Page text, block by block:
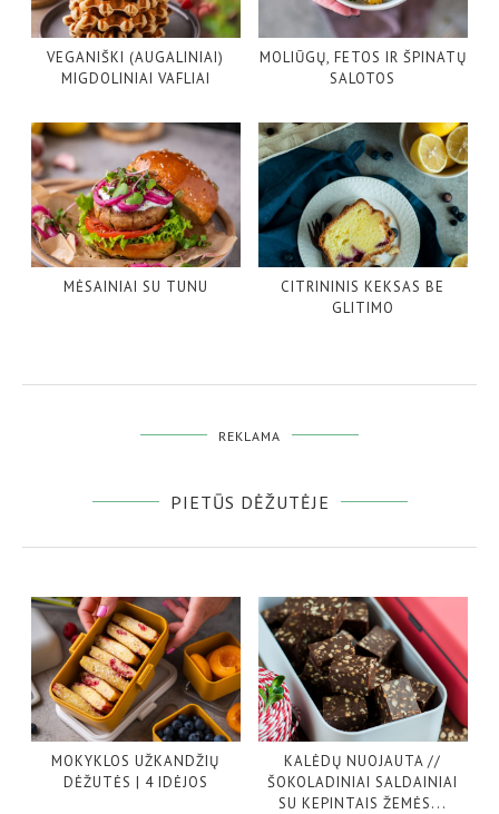
VEGANIŠKI (AUGALINIAI)
MIGDOLINIAI VAFLIAI
MOLIŪGŲ, FETOS IR ŠPINATŲ
SALOTOS
MĖSAINIAI SU TUNU
CITRININIS KEKSAS BE
GLITIMO
REKLAMA
PIETŪS DĖŽUTĖJE
MOKYKLOS UŽKANDŽIŲ
DĖŽUTĖS | 4 IDĖJOS
KALĖDŲ NUOJAUTA //
ŠOKOLADINIAI SALDAINIAI
SU KEPINTAIS ŽEMĖS...